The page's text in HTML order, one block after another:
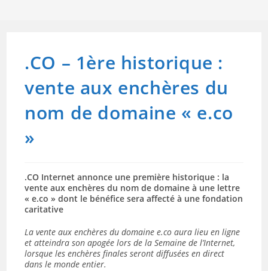
.CO – 1ère historique :
vente aux enchères du
nom de domaine « e.co
»
.CO Internet annonce une première historique : la
vente aux enchères du nom de domaine à une lettre
« e.co » dont le bénéfice sera affecté à une fondation
caritative
La vente aux enchères du domaine e.co aura lieu en ligne
et atteindra son apogée lors de la Semaine de l’Internet,
lorsque les enchères finales seront diffusées en direct
dans le monde entier.